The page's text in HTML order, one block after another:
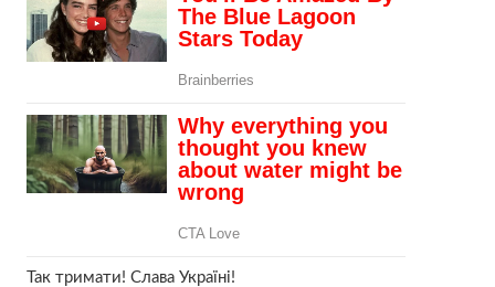
Так тримати! Слава Україні!